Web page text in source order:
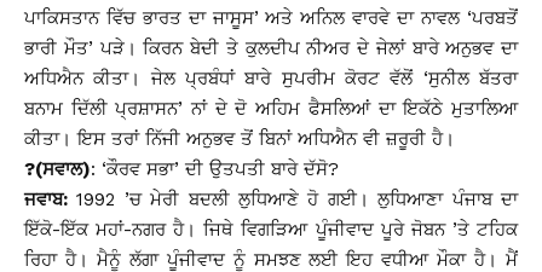
ਪਾਕਿਸਤਾਨ ਵਿੱਚ ਭਾਰਤ ਦਾ ਜਾਸੂਸ’ ਅਤੇ ਅਨਿਲ ਵਾਰਵੇ ਦਾ ਨਾਵਲ ‘ਪਰਬਤੋਂ
ਭਾਰੀ ਮੌਤ’ ਪੜੇ। ਕਿਰਨ ਬੇਦੀ ਤੇ ਕੁਲਦੀਪ ਨੀਅਰ ਦੇ ਜੇਲਾਂ ਬਾਰੇ ਅਨੁਭਵ ਦਾ
ਅਧਿਐਨ ਕੀਤਾ। ਜੇਲ ਪ੍ਰਬੰਧਾਂ ਬਾਰੇ ਸੁਪਰੀਮ ਕੋਰਟ ਵੱਲੋਂ ‘ਸੁਨੀਲ ਬੱਤਰਾ
ਬਨਾਮ ਦਿੱਲੀ ਪ੍ਰਸ਼ਾਸਨ’ ਨਾਂ ਦੇ ਦੋ ਅਹਿਮ ਫੈਸਲਿਆਂ ਦਾ ਇਕੱਠੇ ਮੁਤਾਲਿਆ
ਕੀਤਾ। ਇਸ ਤਰਾਂ ਨਿੱਜੀ ਅਨੁਭਵ ਤੋਂ ਬਿਨਾਂ ਅਧਿਐਨ ਵੀ ਜ਼ਰੂਰੀ ਹੈ।
?(ਸਵਾਲ): ‘ਕੌਰਵ ਸਭਾ’ ਦੀ ਉਤਪਤੀ ਬਾਰੇ ਦੱਸੋ?
ਜਵਾਬ: 1992 ’ਚ ਮੇਰੀ ਬਦਲੀ ਲੁਧਿਆਣੇ ਹੋ ਗਈ। ਲੁਧਿਆਣਾ ਪੰਜਾਬ ਦਾ
ਇੱਕੋ-ਇੱਕ ਮਹਾਂ-ਨਗਰ ਹੈ। ਜਿਥੇ ਵਿਗੜਿਆ ਪੂੰਜੀਵਾਦ ਪੂਰੇ ਜੋਬਨ ’ਤੇ ਟਹਿਕ
ਰਿਹਾ ਹੈ। ਮੈਨੂੰ ਲੱਗਾ ਪੂੰਜੀਵਾਦ ਨੂੰ ਸਮਝਣ ਲਈ ਇਹ ਵਧੀਆ ਮੌਕਾ ਹੈ। ਮੈਂ